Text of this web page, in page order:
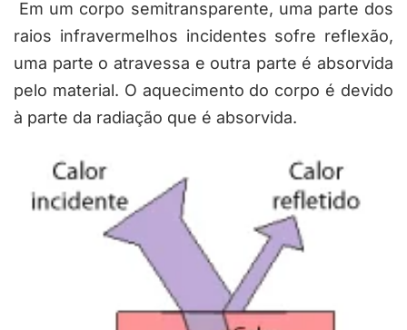
Em um corpo semitransparente, uma parte dos
raios infravermelhos incidentes sofre reflexão,
uma parte o atravessa e outra parte é absorvida
pelo material. O aquecimento do corpo é devido
à parte da radiação que é absorvida.